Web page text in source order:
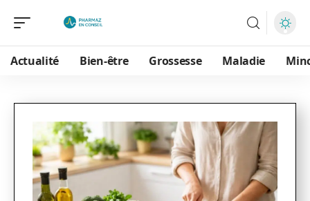
Actualité Bien-être Grossesse Maladie